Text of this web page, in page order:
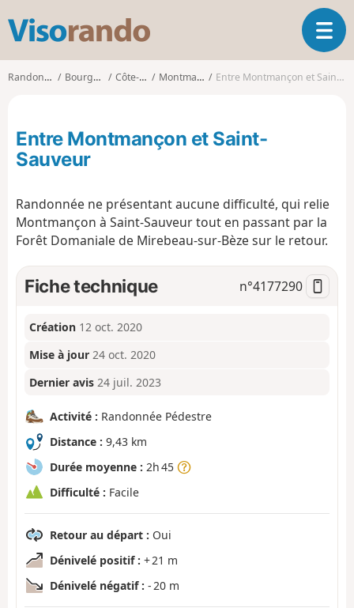
s
o
d
O
u
v
i
g
t
o
Randonnées Bourgogne Côte-d'Or Montmançon Entre Montmançon et Saint-Sauveur
Entre Montmançon et Saint-
Sauveur
Randonnée ne présentant aucune difficulté, qui relie
Montmançon à Saint-Sauveur tout en passant par la
Forêt Domaniale de Mirebeau-sur-Bèze sur le retour.
Fiche technique n°4177290
Création 12 oct. 2020
Mise à jour 24 oct. 2020
Dernier avis 24 juil. 2023
Activité : Randonnée Pédestre
Distance : 9,43 km
Durée moyenne : 2h 45
Difficulté : Facile
Retour au départ : Oui
Dénivelé positif : + 21 m
Dénivelé négatif : - 20 m